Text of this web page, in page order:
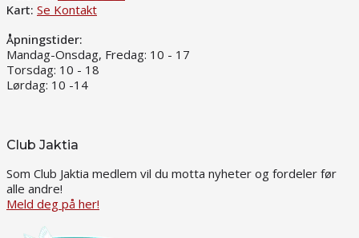
Kart: Se Kontakt
Åpningstider:
Mandag-Onsdag, Fredag: 10 - 17
Torsdag: 10 - 18
Lørdag: 10 -14
Club Jaktia
Som Club Jaktia medlem vil du motta nyheter og fordeler før
alle andre!
Meld deg på her!